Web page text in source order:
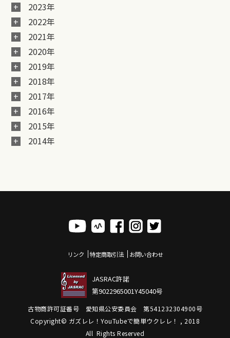
2023年
2022年
2021年
2020年
2019年
2018年
2017年
2016年
2015年
2014年
リンク 特定商取引法 お問い合わせ
JASRAC許諾
第9022965001Y45040号
古物商許可証番号 愛知県公安委員会 第541232304900号
Copyright© ガズレレ！YouTubeで簡単ウクレレ！ , 2018
All Rights Reserved